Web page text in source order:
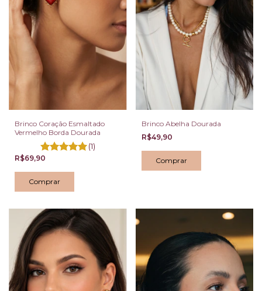
Brinco Coração Esmaltado
Vermelho Borda Dourada
(1)
R$69,90
Brinco Abelha Dourada
R$49,90